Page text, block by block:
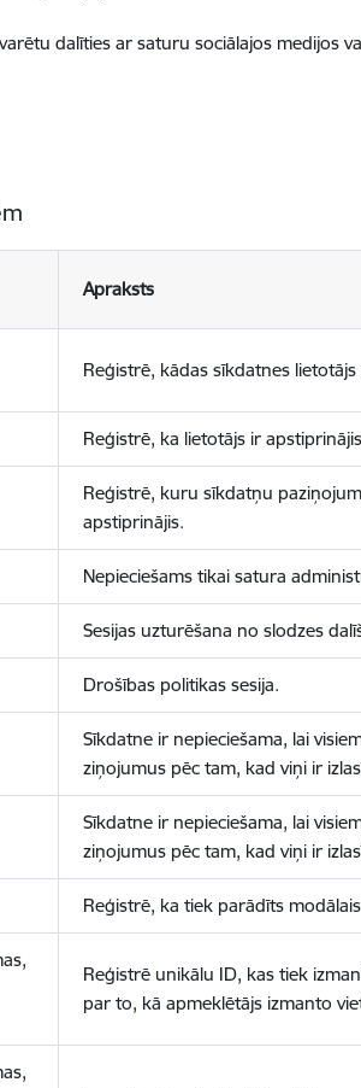
dalīties ar saturu sociālajos medijos
Apraksts
Reģistrē, kādas sīkdatnes
Reģistrē, ka lietotājs ir
Reģistrē, kuru sīkdatņu
apstiprinājis.
Nepieciešams tikai satura
Sesijas uzturēšana no slodzes
Drošības politikas sesija.
Sīkdatne ir nepieciešama, lai
ziņojumus pēc tam, kad viņi ir
Sīkdatne ir nepieciešama, lai
ziņojumus pēc tam, kad viņi ir
Reģistrē, ka tiek parādīts
Reģistrē unikālu ID, kas tiek
par to, kā apmeklētājs izmanto